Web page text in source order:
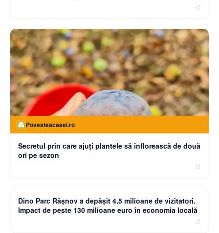
Povesteacasei.ro
Secretul prin care ajuți plantele să înflorească de două
ori pe sezon
Dino Parc Râșnov a depășit 4,5 milioane de vizitatori.
Impact de peste 130 milioane euro în economia locală